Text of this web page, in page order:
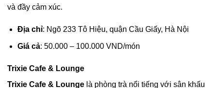
và đầy cảm xúc.
Địa chỉ: Ngõ 233 Tô Hiệu, quận Cầu Giấy, Hà Nội
Giá cả: 50.000 – 100.000 VND/món
Trixie Cafe & Lounge
Trixie Cafe & Lounge là phòng trà nổi tiếng với sân khấu